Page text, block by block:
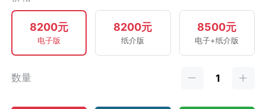
8200元
电子版
8200元
纸介版
8500元
电子+纸介版
数量